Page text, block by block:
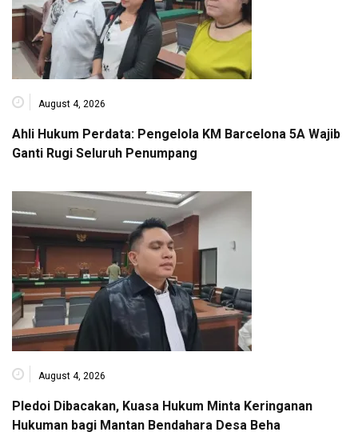
August 4, 2026
Ahli Hukum Perdata: Pengelola KM Barcelona 5A Wajib
Ganti Rugi Seluruh Penumpang
August 4, 2026
Pledoi Dibacakan, Kuasa Hukum Minta Keringanan
Hukuman bagi Mantan Bendahara Desa Beha